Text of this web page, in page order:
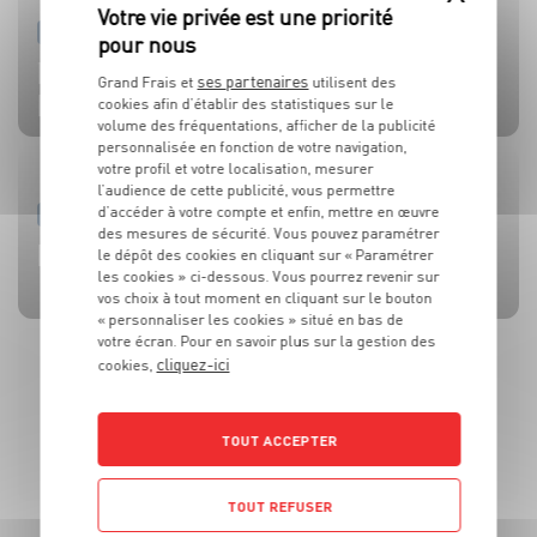
TOMATES
BRUSCHETTA FRAISES TOMATES MOZZA
ACTUALITE
L’HUILE QUI FAIT TOUTE LA DIFFÉRENCE !
BEAUFORT AOP
SALADE MOZZARELLA, PÊCHE ET AVOCAT
CÔTE DE BŒUF
CÔTE DE BOEUF AU ROQUEFORT
MOULES DE BOUCHOT AOP DE LA BAIE DU MONT-SAINT-
BROCHETTES DE SARDINES ET SAUCE À LA MENTHE
Grand Frais et ses partenaires utilisent des
cookies afin d’établir des statistiques sur le
volume des fréquentations, afficher de la publicité
personnalisée en fonction de votre navigation,
votre profil et votre localisation, mesurer
l’audience de cette publicité, vous permettre
d’accéder à votre compte et enfin, mettre en œuvre
des mesures de sécurité. Vous pouvez paramétrer
le dépôt des cookies en cliquant sur « Paramétrer
les cookies » ci-dessous. Vous pourrez revenir sur
vos choix à tout moment en cliquant sur le bouton
« personnaliser les cookies » situé en bas de
votre écran. Pour en savoir plus sur la gestion des
cookies, cliquez-ici
TOUT ACCEPTER
TOUT REFUSER